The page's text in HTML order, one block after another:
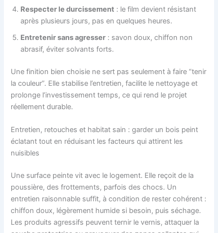
Respecter le durcissement : le film devient résistant
après plusieurs jours, pas en quelques heures.
Entretenir sans agresser : savon doux, chiffon non
abrasif, éviter solvants forts.
Une finition bien choisie ne sert pas seulement à faire “tenir
la couleur”. Elle stabilise l’entretien, facilite le nettoyage et
prolonge l’investissement temps, ce qui rend le projet
réellement durable.
Entretien, retouches et habitat sain : garder un bois peint
éclatant tout en réduisant les facteurs qui attirent les
nuisibles
Une surface peinte vit avec le logement. Elle reçoit de la
poussière, des frottements, parfois des chocs. Un
entretien raisonnable suffit, à condition de rester cohérent :
chiffon doux, légèrement humide si besoin, puis séchage.
Les produits agressifs peuvent ternir le vernis, attaquer la